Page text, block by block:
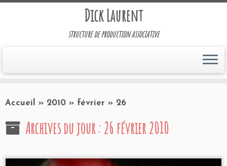
Dick Laurent
structure de production associative
Accueil » 2010 » février » 26
Archives du jour :26 février 2010